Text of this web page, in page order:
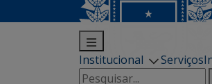
Institucional Serviços
Pesquisar